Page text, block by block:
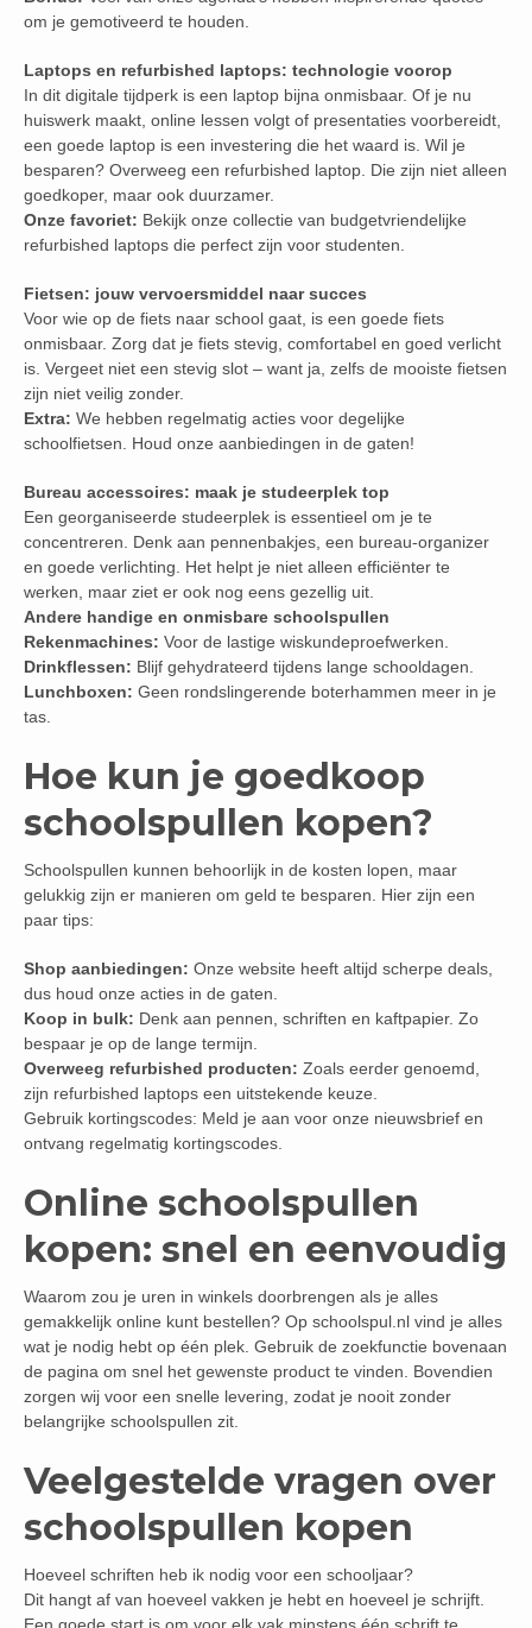
om je gemotiveerd te houden.
Laptops en refurbished laptops: technologie voorop
In dit digitale tijdperk is een laptop bijna onmisbaar. Of je nu
huiswerk maakt, online lessen volgt of presentaties voorbereidt,
een goede laptop is een investering die het waard is. Wil je
besparen? Overweeg een refurbished laptop. Die zijn niet alleen
goedkoper, maar ook duurzamer.
Onze favoriet: Bekijk onze collectie van budgetvriendelijke
refurbished laptops die perfect zijn voor studenten.
Fietsen: jouw vervoersmiddel naar succes
Voor wie op de fiets naar school gaat, is een goede fiets
onmisbaar. Zorg dat je fiets stevig, comfortabel en goed verlicht
is. Vergeet niet een stevig slot – want ja, zelfs de mooiste fietsen
zijn niet veilig zonder.
Extra: We hebben regelmatig acties voor degelijke
schoolfietsen. Houd onze aanbiedingen in de gaten!
Bureau accessoires: maak je studeerplek top
Een georganiseerde studeerplek is essentieel om je te
concentreren. Denk aan pennenbakjes, een bureau-organizer
en goede verlichting. Het helpt je niet alleen efficiënter te
werken, maar ziet er ook nog eens gezellig uit.
Andere handige en onmisbare schoolspullen
Rekenmachines: Voor de lastige wiskundeproefwerken.
Drinkflessen: Blijf gehydrateerd tijdens lange schooldagen.
Lunchboxen: Geen rondslingerende boterhammen meer in je
tas.
Hoe kun je goedkoop
schoolspullen kopen?
Schoolspullen kunnen behoorlijk in de kosten lopen, maar
gelukkig zijn er manieren om geld te besparen. Hier zijn een
paar tips:
Shop aanbiedingen: Onze website heeft altijd scherpe deals,
dus houd onze acties in de gaten.
Koop in bulk: Denk aan pennen, schriften en kaftpapier. Zo
bespaar je op de lange termijn.
Overweeg refurbished producten: Zoals eerder genoemd,
zijn refurbished laptops een uitstekende keuze.
Gebruik kortingscodes: Meld je aan voor onze nieuwsbrief en
ontvang regelmatig kortingscodes.
Online schoolspullen
kopen: snel en eenvoudig
Waarom zou je uren in winkels doorbrengen als je alles
gemakkelijk online kunt bestellen? Op schoolspul.nl vind je alles
wat je nodig hebt op één plek. Gebruik de zoekfunctie bovenaan
de pagina om snel het gewenste product te vinden. Bovendien
zorgen wij voor een snelle levering, zodat je nooit zonder
belangrijke schoolspullen zit.
Veelgestelde vragen over
schoolspullen kopen
Hoeveel schriften heb ik nodig voor een schooljaar?
Dit hangt af van hoeveel vakken je hebt en hoeveel je schrijft.